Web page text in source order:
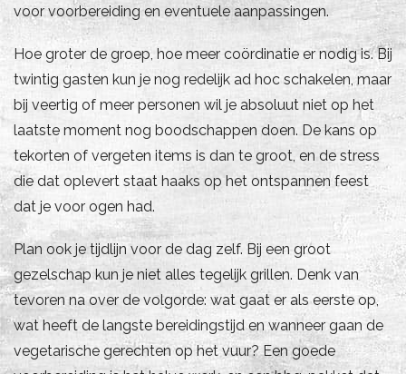
voor voorbereiding en eventuele aanpassingen.
Hoe groter de groep, hoe meer coördinatie er nodig is. Bij
twintig gasten kun je nog redelijk ad hoc schakelen, maar
bij veertig of meer personen wil je absoluut niet op het
laatste moment nog boodschappen doen. De kans op
tekorten of vergeten items is dan te groot, en de stress
die dat oplevert staat haaks op het ontspannen feest
dat je voor ogen had.
Plan ook je tijdlijn voor de dag zelf. Bij een groot
gezelschap kun je niet alles tegelijk grillen. Denk van
tevoren na over de volgorde: wat gaat er als eerste op,
wat heeft de langste bereidingstijd en wanneer gaan de
vegetarische gerechten op het vuur? Een goede